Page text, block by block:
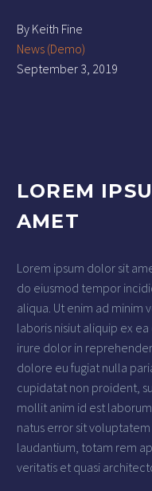
By Keith Fine
News (Demo)
September 3, 2019
LOREM
AMET
Lorem ipsum dolor sit
do eiusmod tempor
aliqua. Ut enim ad minim
laboris nisiut aliquip ex
irure dolor in
dolore eu fugiat nulla
cupidatat non proident,
mollit anim id est
natus error sit
laudantium, totam rem
veritatis et quasi